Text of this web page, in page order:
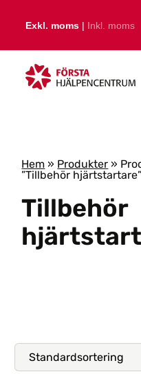
Exkl. moms | Inkl. moms
Hem » Produkter »
”Tillbehör hjärtstartare”
Tillbehör